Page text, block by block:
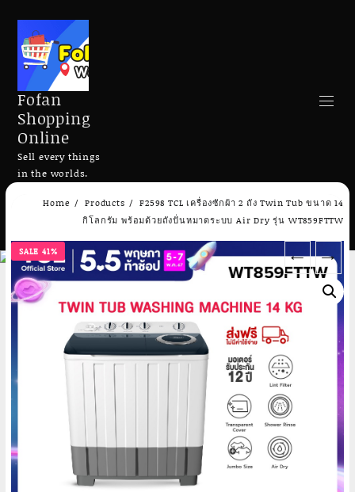
Skip
Fofan
Shopping
Online
Sell every things
in the worlds.
Search
Home Products
F2598 TCL เครื่องซักผ้า 2 ถัง Twin Tub ขนาด 14
กิโลกรัม พร้อมด้วยถังปั่นหมาดระบบ Air Dry รุ่น WT859FTTW
SALE 41% ← →
Add to cart Add to cart